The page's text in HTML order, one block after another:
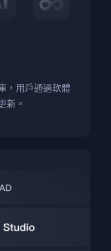
，用戶通過軟體
新。